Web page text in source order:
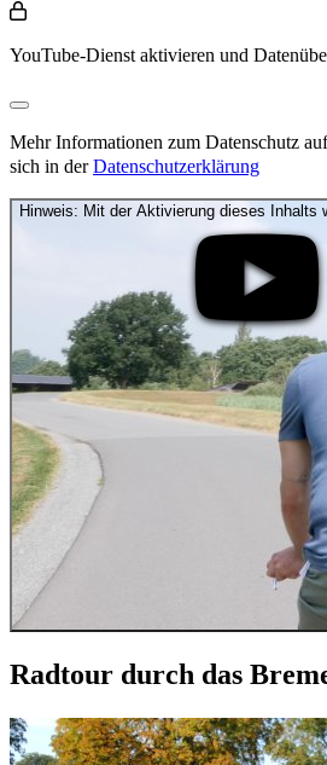
YouTube-Dienst aktivieren und
Mehr Informationen zum Datenschutz
sich in derDatenschutzerklärung
Hinweis: Mit der Aktivierung dieses Inhalts
Radtour durch das